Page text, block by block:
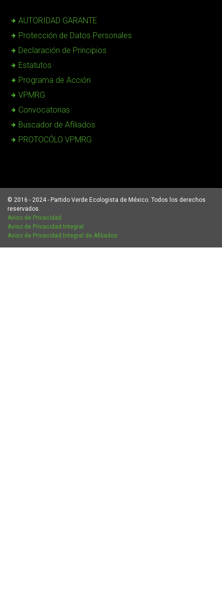
AUTORIDAD GARANTE
Protección de Datos Personales
Declaración de Principios
Estatutos
Programa de Acción
VPMRG
Convocatorias
Buscador de Afiliados
PROTOCÓLO VPMRG
© 2016 - 2024 - Partido Verde Ecologista de México. Todos los derechos
reservados.
Aviso de Privacidad
Aviso de Privacidad Integral
Aviso de Privacidad Integral de Afiliados